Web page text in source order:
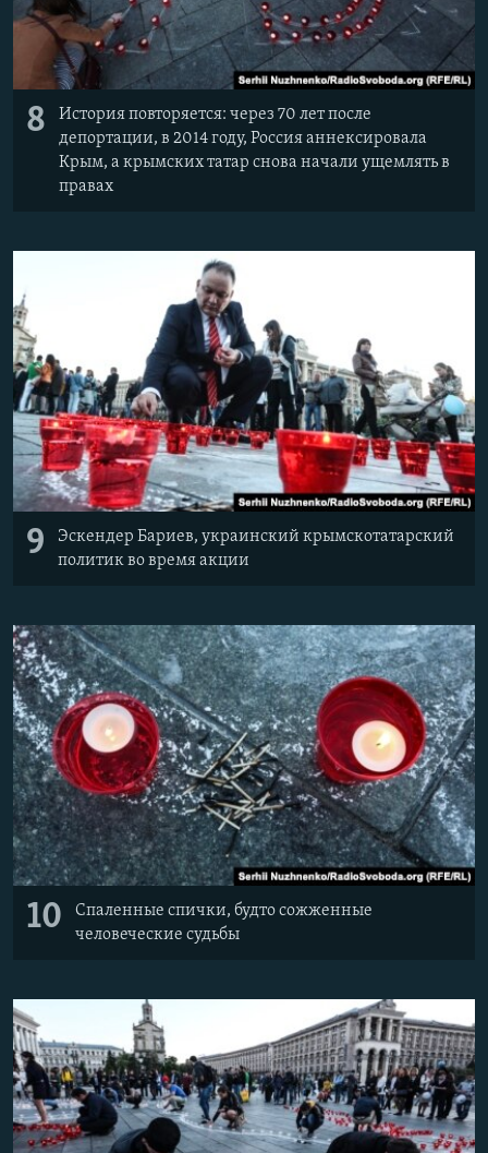
8
История повторяется: через 70 лет после
депортации, в 2014 году, Россия аннексировала
Крым, а крымских татар снова начали ущемлять в
правах
9
Эскендер Бариев, украинский крымскотатарский
политик во время акции
10
Спаленные спички, будто сожженные
человеческие судьбы